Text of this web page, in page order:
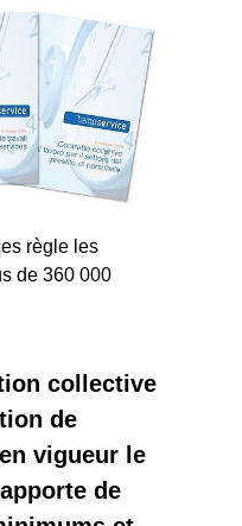
règle les
de 360 000
collective
de
vigueur le
de